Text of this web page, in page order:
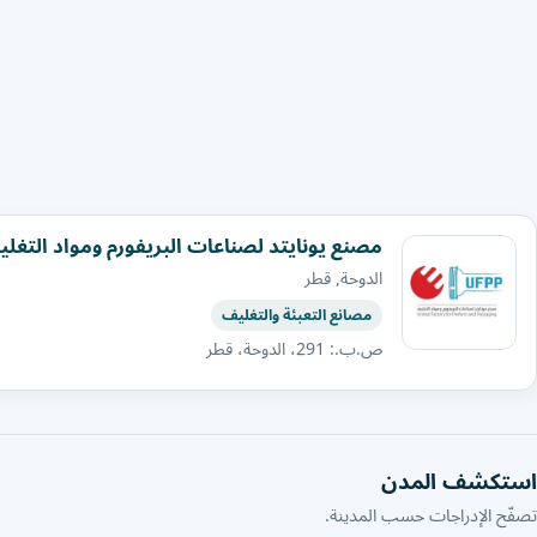
مصنع يونايتد لصناعات البريفورم ومواد
الدوحة, قطر
مصانع التعبئة والتغليف
ص.ب.: 291، الدوحة، قطر
استكشف المدن
تصفّح الإدراجات حسب المدينة.